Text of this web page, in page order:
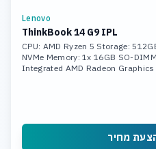
Lenovo
ThinkBook 14 G9 IPL
CPU: AMD Ryzen 5 Storage:
NVMe Memory: 1x 16GB SO-
Integrated AMD Radeon
מחיר